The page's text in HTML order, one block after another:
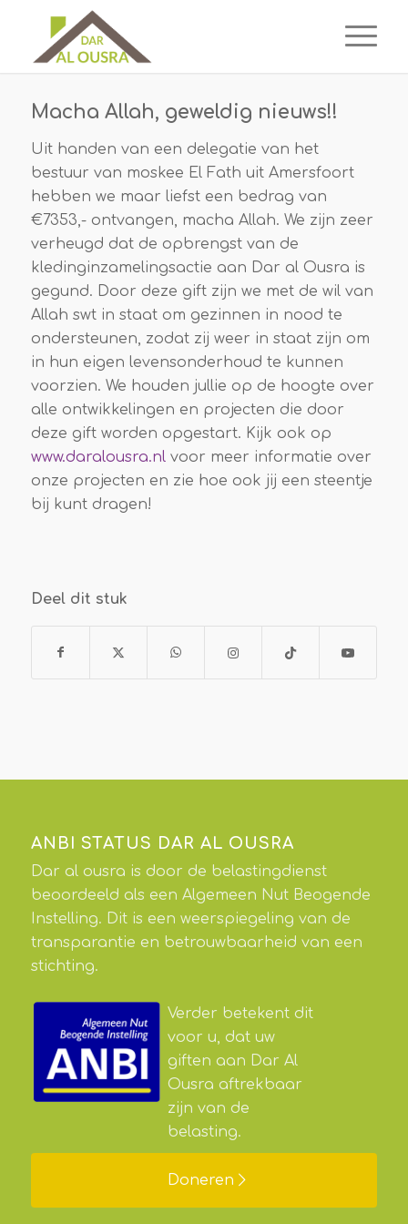
Macha Allah, geweldig nieuws!!
Uit handen van een delegatie van het
bestuur van moskee El Fath uit Amersfoort
hebben we maar liefst een bedrag van
€7353,- ontvangen, macha Allah. We zijn zeer
verheugd dat de opbrengst van de
kledinginzamelingsactie aan Dar al Ousra is
gegund. Door deze gift zijn we met de wil van
Allah swt in staat om gezinnen in nood te
ondersteunen, zodat zij weer in staat zijn om
in hun eigen levensonderhoud te kunnen
voorzien. We houden jullie op de hoogte over
alle ontwikkelingen en projecten die door
deze gift worden opgestart. Kijk ook op
www.daralousra.nlvoor meer informatie over
onze projecten en zie hoe ook jij een steentje
bij kunt dragen!
Deel dit stuk
ANBI STATUS DAR AL OUSRA
Dar al ousra is door de belastingdienst
beoordeeld als een Algemeen Nut Beogende
Instelling. Dit is een weerspiegeling van de
transparantie en betrouwbaarheid van een
stichting.
Verder betekent dit
voor u, dat uw
giften aan Dar Al
Ousra aftrekbaar
zijn van de
belasting.
Doneren